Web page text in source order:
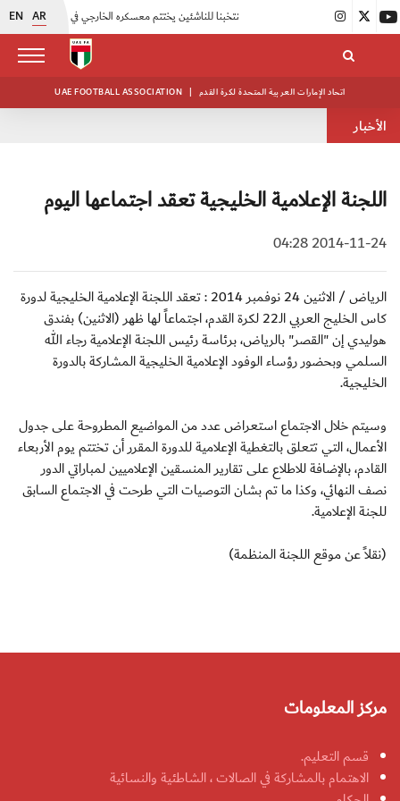
EN AR
اتحاد الكرة يُنظم ورشة عمل للمراقبين المعتمدين |
UAE FOOTBALL ASSOCIATION | اتحاد الإمارات العربية المتحدة لكرة القدم
الأخبار
اللجنة الإعلامية الخليجية تعقد اجتماعها اليوم
2014-11-24 04:28
الرياض / الاثنين 24 نوفمبر 2014 : تعقد اللجنة الإعلامية الخليجية لدورة
كاس الخليج العربي الـ22 لكرة القدم، اجتماعاً لها ظهر (الاثنين) بفندق
هوليدي إن "القصر" بالرياض، برئاسة رئيس اللجنة الإعلامية رجاء الله
السلمي وبحضور رؤساء الوفود الإعلامية الخليجية المشاركة بالدورة
الخليجية.
وسيتم خلال الاجتماع استعراض عدد من المواضيع المطروحة على جدول
الأعمال، التي تتعلق بالتغطية الإعلامية للدورة المقرر أن تختتم يوم الأربعاء
القادم، بالإضافة للاطلاع على تقارير المنسقين الإعلاميين لمباراتي الدور
نصف النهائي، وكذا ما تم بشان التوصيات التي طرحت في الاجتماع السابق
للجنة الإعلامية.
(نقلاً عن موقع اللجنة المنظمة)
مركز المعلومات
قسم التعليم.
الاهتمام بالمشاركة في الصالات ، الشاطئية والنسائية